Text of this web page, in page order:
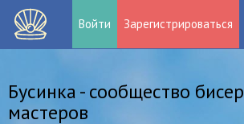
Войти Зарегистрироваться
Бусинка - сообщество
мастеров